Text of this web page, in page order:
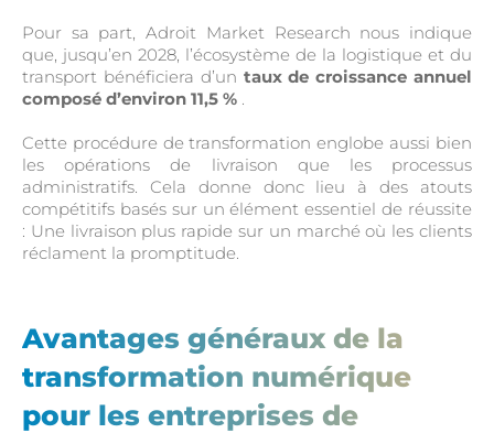
Pour sa part, Adroit Market Research nous indique
que, jusqu’en 2028, l’écosystème de la logistique et du
transport bénéficiera d’un taux de croissance annuel
composé d’environ 11,5 % .
Cette procédure de transformation englobe aussi bien
les opérations de livraison que les processus
administratifs. Cela donne donc lieu à des atouts
compétitifs basés sur un élément essentiel de réussite
: Une livraison plus rapide sur un marché où les clients
réclament la promptitude.
Avantages généraux de la
transformation numérique
pour les entreprises de